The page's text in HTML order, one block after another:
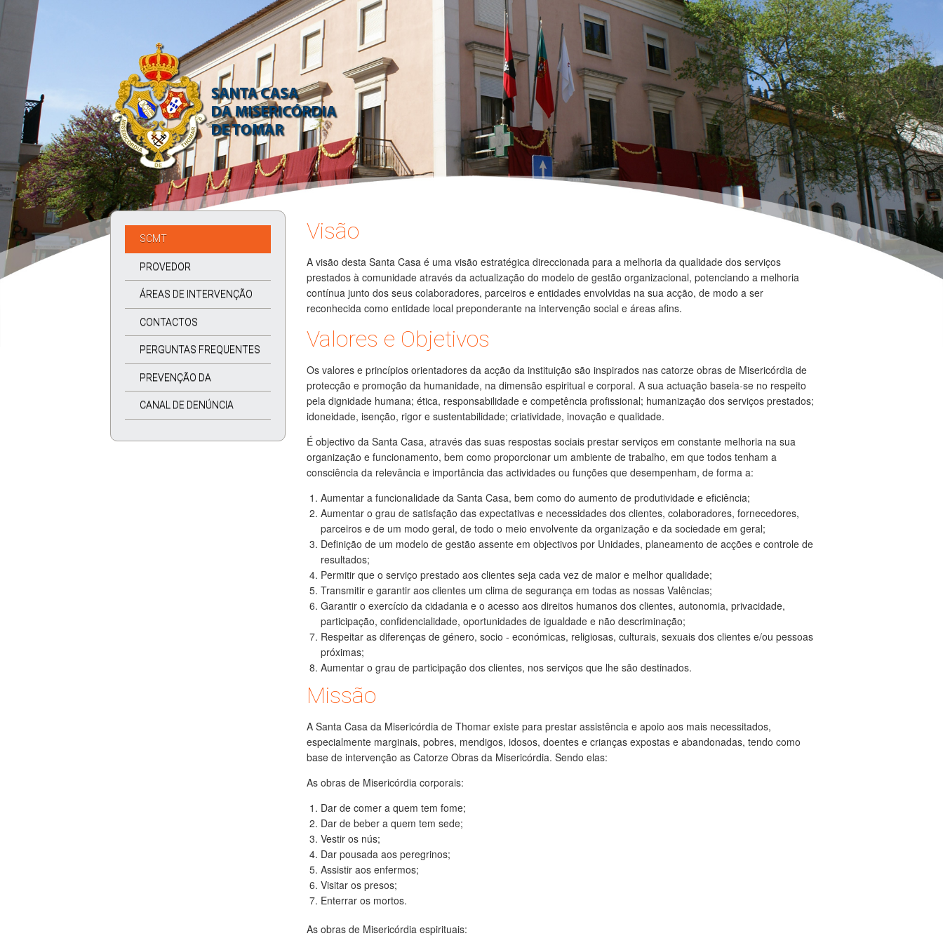
SCMT
PROVEDOR
ÁREAS DE INTERVENÇÃO
CONTACTOS
PERGUNTAS FREQUENTES
PREVENÇÃO DA
CORRUPÇÃO
CANAL DE DENÚNCIA
Visão
A visão desta Santa Casa é uma visão estratégica direccionada para a melhoria da qualidade dos serviços
prestados à comunidade através da actualização do modelo de gestão organizacional, potenciando a melhoria
contínua junto dos seus colaboradores, parceiros e entidades envolvidas na sua acção, de modo a ser
reconhecida como entidade local preponderante na intervenção social e áreas afins.
Valores e Objetivos
Os valores e princípios orientadores da acção da instituição são inspirados nas catorze obras de Misericórdia de
protecção e promoção da humanidade, na dimensão espiritual e corporal. A sua actuação baseia-se no respeito
pela dignidade humana; ética, responsabilidade e competência profissional; humanização dos serviços prestados;
idoneidade, isenção, rigor e sustentabilidade; criatividade, inovação e qualidade.
É objectivo da Santa Casa, através das suas respostas sociais prestar serviços em constante melhoria na sua
organização e funcionamento, bem como proporcionar um ambiente de trabalho, em que todos tenham a
consciência da relevância e importância das actividades ou funções que desempenham, de forma a:
Aumentar a funcionalidade da Santa Casa, bem como do aumento de produtividade e eficiência;
Aumentar o grau de satisfação das expectativas e necessidades dos clientes, colaboradores, fornecedores,
parceiros e de um modo geral, de todo o meio envolvente da organização e da sociedade em geral;
Definição de um modelo de gestão assente em objectivos por Unidades, planeamento de acções e controle de
resultados;
Permitir que o serviço prestado aos clientes seja cada vez de maior e melhor qualidade;
Transmitir e garantir aos clientes um clima de segurança em todas as nossas Valências;
Garantir o exercício da cidadania e o acesso aos direitos humanos dos clientes, autonomia, privacidade,
participação, confidencialidade, oportunidades de igualdade e não descriminação;
Respeitar as diferenças de género, socio - económicas, religiosas, culturais, sexuais dos clientes e/ou pessoas
próximas;
Aumentar o grau de participação dos clientes, nos serviços que lhe são destinados.
Missão
A Santa Casa da Misericórdia de Thomar existe para prestar assistência e apoio aos mais necessitados,
especialmente marginais, pobres, mendigos, idosos, doentes e crianças expostas e abandonadas, tendo como
base de intervenção as Catorze Obras da Misericórdia. Sendo elas:
As obras de Misericórdia corporais:
Dar de comer a quem tem fome;
Dar de beber a quem tem sede;
Vestir os nús;
Dar pousada aos peregrinos;
Assistir aos enfermos;
Visitar os presos;
Enterrar os mortos.
As obras de Misericórdia espirituais: